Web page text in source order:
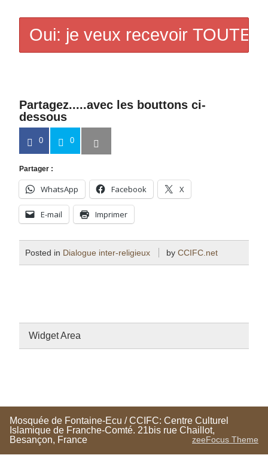
Partagez.....avec les bouttons ci-
dessous
0 0
Partager :
WhatsApp Facebook X
E-mail Imprimer
Posted in Dialogue inter-religieux by CCIFC.net
Widget Area
Mosquée de Fontaine-Ecu / CCIFC: Centre Culturel
Islamique de Franche-Comté. 21bis rue Chaillot,
Besançon, France
zeeFocus Theme